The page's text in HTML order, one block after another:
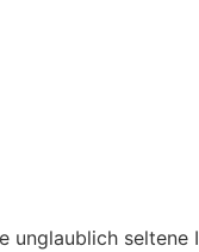
unglaublich seltene